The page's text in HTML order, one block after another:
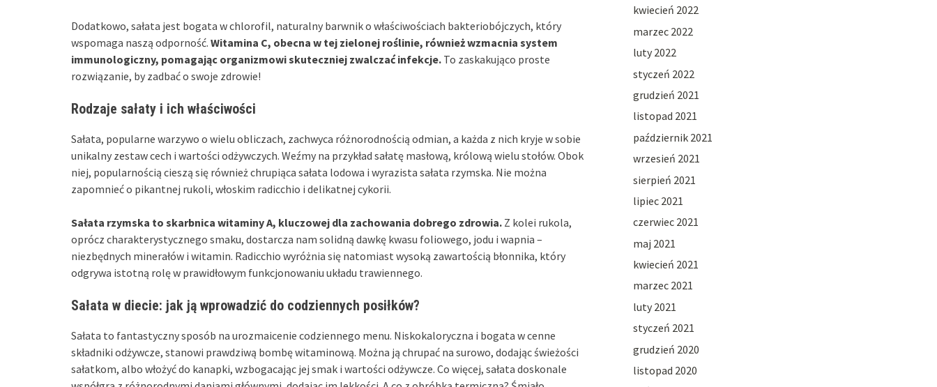
Dodatkowo, sałata jest bogata w chlorofil, naturalny barwnik o właściwościach bakteriobójczych, który
wspomaga naszą odporność. Witamina C, obecna w tej zielonej roślinie, również wzmacnia system
immunologiczny, pomagając organizmowi skuteczniej zwalczać infekcje. To zaskakująco proste
rozwiązanie, by zadbać o swoje zdrowie!
Rodzaje sałaty i ich właściwości
Sałata, popularne warzywo o wielu obliczach, zachwyca różnorodnością odmian, a każda z nich kryje w sobie
unikalny zestaw cech i wartości odżywczych. Weźmy na przykład sałatę masłową, królową wielu stołów. Obok
niej, popularnością cieszą się również chrupiąca sałata lodowa i wyrazista sałata rzymska. Nie można
zapomnieć o pikantnej rukoli, włoskim radicchio i delikatnej cykorii.
Sałata rzymska to skarbnica witaminy A, kluczowej dla zachowania dobrego zdrowia. Z kolei rukola,
oprócz charakterystycznego smaku, dostarcza nam solidną dawkę kwasu foliowego, jodu i wapnia –
niezbędnych minerałów i witamin. Radicchio wyróżnia się natomiast wysoką zawartością błonnika, który
odgrywa istotną rolę w prawidłowym funkcjonowaniu układu trawiennego.
Sałata w diecie: jak ją wprowadzić do codziennych posiłków?
Sałata to fantastyczny sposób na urozmaicenie codziennego menu. Niskokaloryczna i bogata w cenne
składniki odżywcze, stanowi prawdziwą bombę witaminową. Można ją chrupać na surowo, dodając świeżości
sałatkom, albo włożyć do kanapki, wzbogacając jej smak i wartości odżywcze. Co więcej, sałata doskonale
kwiecień 2022
marzec 2022
luty 2022
styczeń 2022
grudzień 2021
listopad 2021
październik 2021
wrzesień 2021
sierpień 2021
lipiec 2021
czerwiec 2021
maj 2021
kwiecień 2021
marzec 2021
luty 2021
styczeń 2021
grudzień 2020
listopad 2020